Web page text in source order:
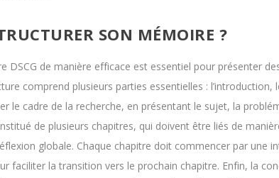
SON MÉMOIRE ?
DSCG de manière efficace est essentiel pour présenter
comprend plusieurs parties essentielles :
le cadre de la recherche, en présentant le sujet, la
de plusieurs chapitres, qui doivent être liés de
globale. Chaque chapitre doit commencer par une
faciliter la transition vers le prochain chapitre. Enfin, la